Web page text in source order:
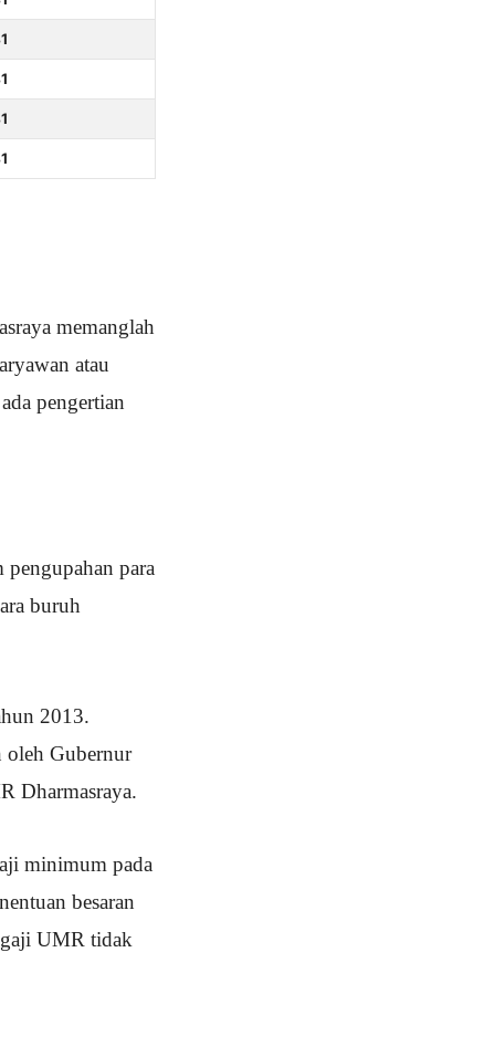
memanglah
atau
pengertian
para
buruh
2013.
oleh Gubernur
Dharmasraya.
minimum pada
besaran
UMR tidak